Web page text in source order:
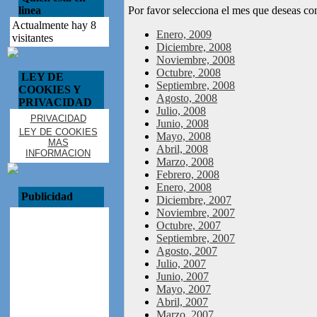
linea
Actualmente hay 8
visitantes
LEY DE
COOKIES Y
PRIVACIDAD
PRIVACIDAD
LEY DE COOKIES
MAS
INFORMACION
Publicidad
Por favor selecciona el mes que deseas
Enero, 2009
Diciembre, 2008
Noviembre, 2008
Octubre, 2008
Septiembre, 2008
Agosto, 2008
Julio, 2008
Junio, 2008
Mayo, 2008
Abril, 2008
Marzo, 2008
Febrero, 2008
Enero, 2008
Diciembre, 2007
Noviembre, 2007
Octubre, 2007
Septiembre, 2007
Agosto, 2007
Julio, 2007
Junio, 2007
Mayo, 2007
Abril, 2007
Marzo, 2007